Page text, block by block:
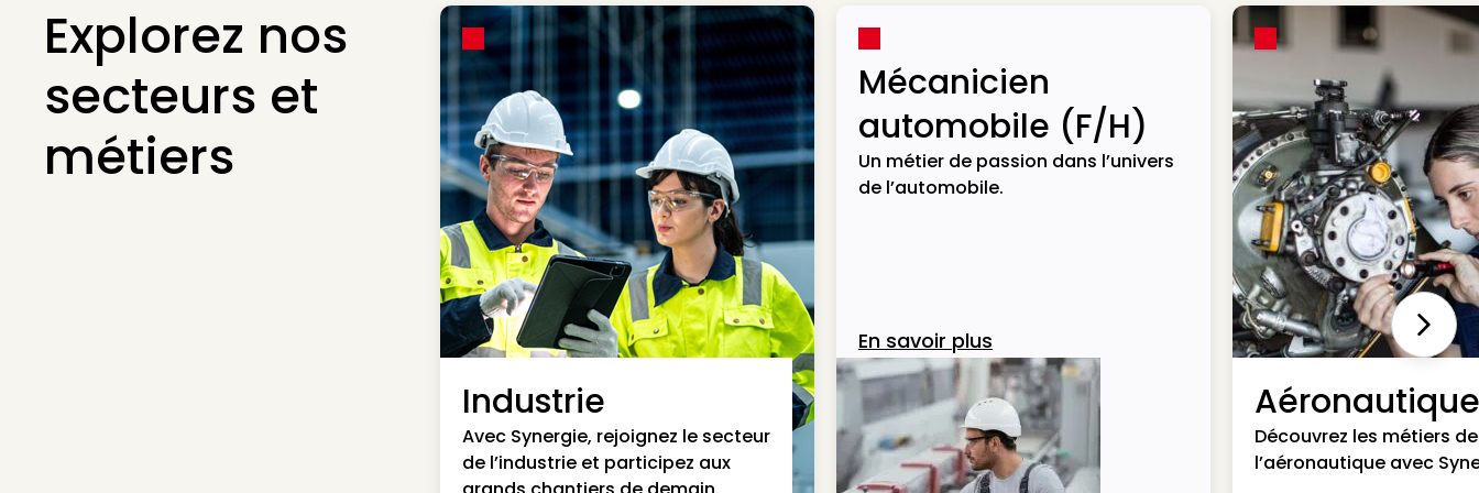
Explorez nos
secteurs et
métiers
Industrie
Avec Synergie, rejoignez le secteur
de l’industrie et participez aux
Mécanicien
automobile (F/H)
Un métier de passion dans l’univers
de l’automobile.
En savoir plus
Aéronautique
Découvrez les métiers de
l’aéronautique avec
Next